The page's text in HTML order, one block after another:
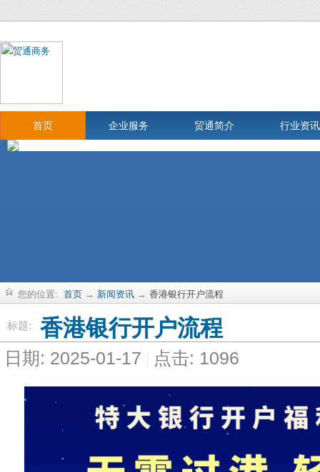
首页 企业服务 贸通简介 行业资讯
您的位置: 首页 → 新闻资讯 → 香港银行开户流程
标题: 香港银行开户流程
日期: 2025-01-17 点击: 1096